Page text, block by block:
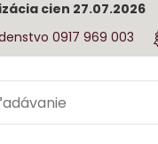
cien 27.07.2026
0917 969 003